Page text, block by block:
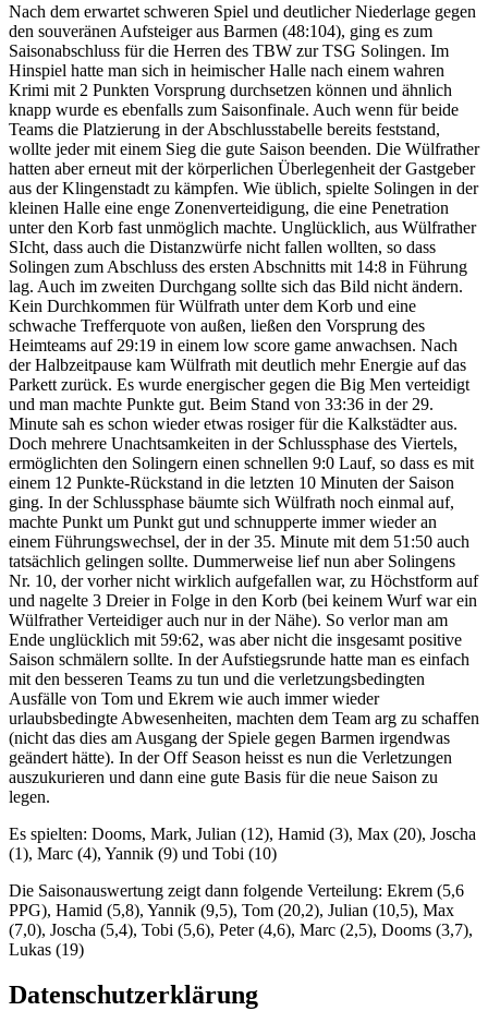
Nach dem erwartet schweren Spiel und deutlicher Niederlage gegen
den souveränen Aufsteiger aus Barmen (48:104), ging es zum
Saisonabschluss für die Herren des TBW zur TSG Solingen. Im
Hinspiel hatte man sich in heimischer Halle nach einem wahren
Krimi mit 2 Punkten Vorsprung durchsetzen können und ähnlich
knapp wurde es ebenfalls zum Saisonfinale. Auch wenn für beide
Teams die Platzierung in der Abschlusstabelle bereits feststand,
wollte jeder mit einem Sieg die gute Saison beenden. Die Wülfrather
hatten aber erneut mit der körperlichen Überlegenheit der Gastgeber
aus der Klingenstadt zu kämpfen. Wie üblich, spielte Solingen in der
kleinen Halle eine enge Zonenverteidigung, die eine Penetration
unter den Korb fast unmöglich machte. Unglücklich, aus Wülfrather
SIcht, dass auch die Distanzwürfe nicht fallen wollten, so dass
Solingen zum Abschluss des ersten Abschnitts mit 14:8 in Führung
lag. Auch im zweiten Durchgang sollte sich das Bild nicht ändern.
Kein Durchkommen für Wülfrath unter dem Korb und eine
schwache Trefferquote von außen, ließen den Vorsprung des
Heimteams auf 29:19 in einem low score game anwachsen. Nach
der Halbzeitpause kam Wülfrath mit deutlich mehr Energie auf das
Parkett zurück. Es wurde energischer gegen die Big Men verteidigt
und man machte Punkte gut. Beim Stand von 33:36 in der 29.
Minute sah es schon wieder etwas rosiger für die Kalkstädter aus.
Doch mehrere Unachtsamkeiten in der Schlussphase des Viertels,
ermöglichten den Solingern einen schnellen 9:0 Lauf, so dass es mit
einem 12 Punkte-Rückstand in die letzten 10 Minuten der Saison
ging. In der Schlussphase bäumte sich Wülfrath noch einmal auf,
machte Punkt um Punkt gut und schnupperte immer wieder an
einem Führungswechsel, der in der 35. Minute mit dem 51:50 auch
tatsächlich gelingen sollte. Dummerweise lief nun aber Solingens
Nr. 10, der vorher nicht wirklich aufgefallen war, zu Höchstform auf
und nagelte 3 Dreier in Folge in den Korb (bei keinem Wurf war ein
Wülfrather Verteidiger auch nur in der Nähe). So verlor man am
Ende unglücklich mit 59:62, was aber nicht die insgesamt positive
Saison schmälern sollte. In der Aufstiegsrunde hatte man es einfach
mit den besseren Teams zu tun und die verletzungsbedingten
Ausfälle von Tom und Ekrem wie auch immer wieder
urlaubsbedingte Abwesenheiten, machten dem Team arg zu schaffen
(nicht das dies am Ausgang der Spiele gegen Barmen irgendwas
geändert hätte). In der Off Season heisst es nun die Verletzungen
auszukurieren und dann eine gute Basis für die neue Saison zu
legen.
Es spielten: Dooms, Mark, Julian (12), Hamid (3), Max (20), Joscha
(1), Marc (4), Yannik (9) und Tobi (10)
Die Saisonauswertung zeigt dann folgende Verteilung: Ekrem (5,6
PPG), Hamid (5,8), Yannik (9,5), Tom (20,2), Julian (10,5), Max
(7,0), Joscha (5,4), Tobi (5,6), Peter (4,6), Marc (2,5), Dooms (3,7),
Lukas (19)
Datenschutzerklärung